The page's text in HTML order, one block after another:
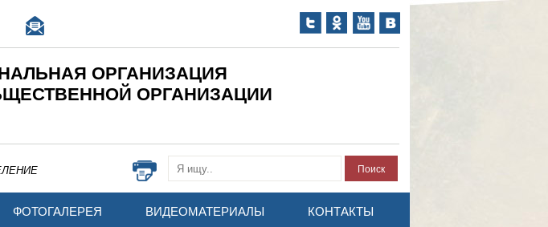
ОРГАНИЗАЦИЯ
ОРГАНИЗАЦИИ
ФОТОГАЛЕРЕЯ ВИДЕОМАТЕРИАЛЫ КОНТАКТЫ